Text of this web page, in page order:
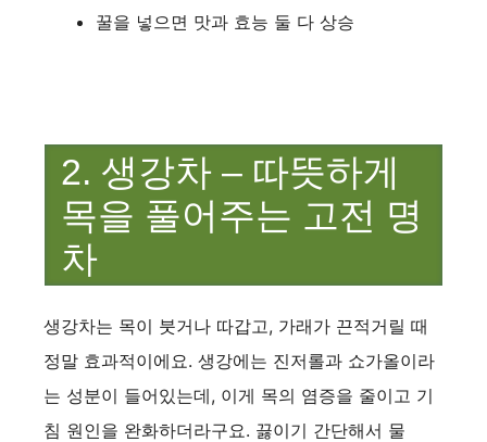
꿀을 넣으면 맛과 효능 둘 다 상승
2. 생강차 – 따뜻하게
목을 풀어주는 고전 명
차
생강차는 목이 붓거나 따갑고, 가래가 끈적거릴 때
정말 효과적이에요. 생강에는 진저롤과 쇼가올이라
는 성분이 들어있는데, 이게 목의 염증을 줄이고 기
침 원인을 완화하더라구요. 끓이기 간단해서 물